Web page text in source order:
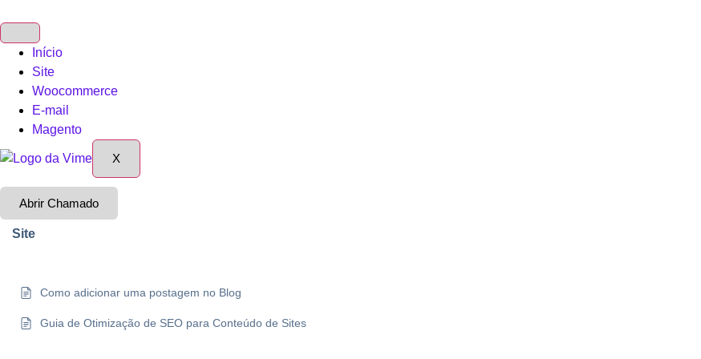
para
o
conteúdo
Início
Site
Woocommerce
E-mail
Magento
X
Abrir Chamado
Site
Como adicionar uma postagem no Blog
Guia de Otimização de SEO para Conteúdo de Sites